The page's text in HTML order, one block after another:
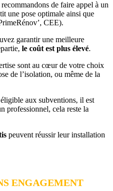
de faire appel à un
une pose optimale ainsi que
CEE).
garantir une meilleure
le coût est plus élevé.
sont au cœur de votre choix
de l’isolation, ou même de la
aux subventions, il est
professionnel, cela reste la
peuvent réussir leur installation
ENGAGEMENT